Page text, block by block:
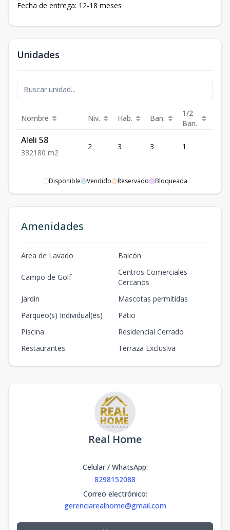
Fecha de entrega: 12-18 meses
Unidades
Nombre Niv. Hab. Ban.
1/2
Ban.
Aleli 58
332180 m2
2 3 3 1
Disponible Vendido Reservado Bloqueada
Amenidades
Area de Lavado Balcón
Campo de Golf
Centros Comerciales
Cercanos
Jardín
Mascotas permitidas
Parqueo(s) Individual(es)
Patio
Piscina
Residencial Cerrado
Restaurantes
Terraza Exclusiva
Real Home
Celular / WhatsApp:
8298152088
Correo electrónico:
gerenciarealhome@gmail.com